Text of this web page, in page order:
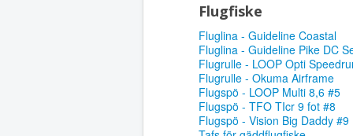
Flugfiske
Fluglina - Guideline Coastal
Fluglina - Guideline Pike DC
Flugrulle - LOOP Opti
Flugrulle - Okuma Airframe
Flugspö - LOOP Multi 8,6 #5
Flugspö - TFO TIcr 9 fot #8
Flugspö - Vision Big Daddy #9